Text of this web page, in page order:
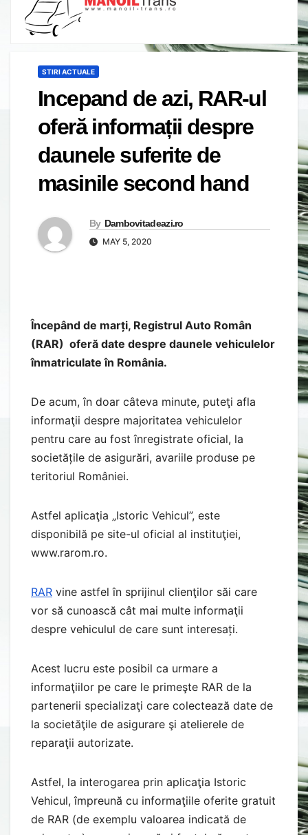
STIRI ACTUALE
Incepand de azi, RAR-ul
oferă informații despre
daunele suferite de
masinile second hand
By Dambovitadeazi.ro
MAY 5, 2020
Începând de marți, Registrul Auto Român
(RAR) oferă date despre daunele vehiculelor
înmatriculate în România.
De acum, în doar câteva minute, puteţi afla
informaţii despre majoritatea vehiculelor
pentru care au fost înregistrate oficial, la
societățile de asigurări, avariile produse pe
teritoriul României.
Astfel aplicaţia „Istoric Vehicul”, este
disponibilă pe site-ul oficial al instituţiei,
www.rarom.ro.
RAR vine astfel în sprijinul clienţilor săi care
vor să cunoască cât mai multe informaţii
despre vehiculul de care sunt interesați.
Acest lucru este posibil ca urmare a
informaţiilor pe care le primeşte RAR de la
partenerii specializaţi care colectează date de
la societăţile de asigurare şi atelierele de
reparaţii autorizate.
Astfel, la interogarea prin aplicaţia Istoric
Vehicul, împreună cu informaţiile oferite gratuit
de RAR (de exemplu valoarea indicată de